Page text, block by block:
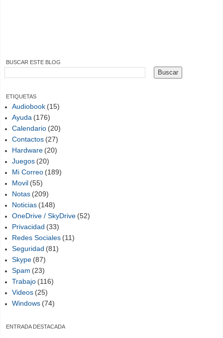
BUSCAR ESTE BLOG
ETIQUETAS
Audiobook (15)
Ayuda (176)
Calendario (20)
Contactos (27)
Hardware (20)
Juegos (20)
Mi Correo (189)
Movil (55)
Notas (209)
Noticias (148)
OneDrive / SkyDrive (52)
Privacidad (33)
Redes Sociales (11)
Seguridad (81)
Skype (87)
Spam (23)
Trabajo (116)
Videos (25)
Windows (74)
ENTRADA DESTACADA